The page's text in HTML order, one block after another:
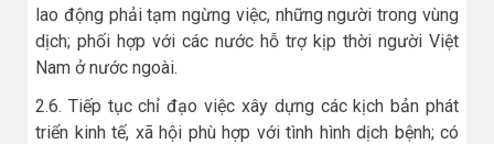
lao động phải tạm ngừng việc, những người trong vùng
dịch; phối hợp với các nước hỗ trợ kịp thời người Việt
Nam ở nước ngoài.
2.6. Tiếp tục chỉ đạo việc xây dựng các kịch bản phát
triển kinh tế, xã hội phù hợp với tình hình dịch bệnh; có